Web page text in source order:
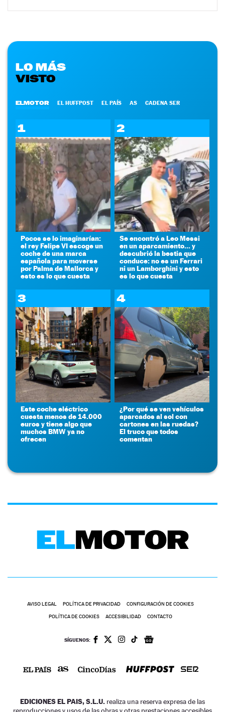
LO MÁS
VISTO
ELMOTOR EL HUFFPOST EL PAÍS AS CADENA SER
1
Pocos se lo imaginarían:
el rey Felipe VI escoge un
coche de una marca
española para moverse
por Palma de Mallorca y
esto es lo que cuesta
2
Se encontró a Leo Messi
en un aparcamiento... y
descubrió la bestia que
conduce: no es un Ferrari
ni un Lamborghini y esto
es lo que cuesta
3
Este coche eléctrico
cuesta menos de 14.000
euros y tiene algo que
muchos BMW ya no
ofrecen
4
¿Por qué se ven vehículos
aparcados al sol con
cartones en las ruedas?
El truco que todos
comentan
AVISO LEGAL POLÍTICA DE PRIVACIDAD CONFIGURACIÓN DE COOKIES
POLÍTICA DE COOKIES ACCESIBILIDAD CONTACTO
SÍGUENOS:
EDICIONES EL PAIS, S.L.U. realiza una reserva expresa de las